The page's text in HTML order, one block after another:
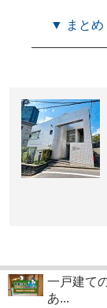
▼ まとめ
一戸建て
あ...